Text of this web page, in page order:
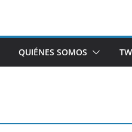
QUIÉNES SOMOS